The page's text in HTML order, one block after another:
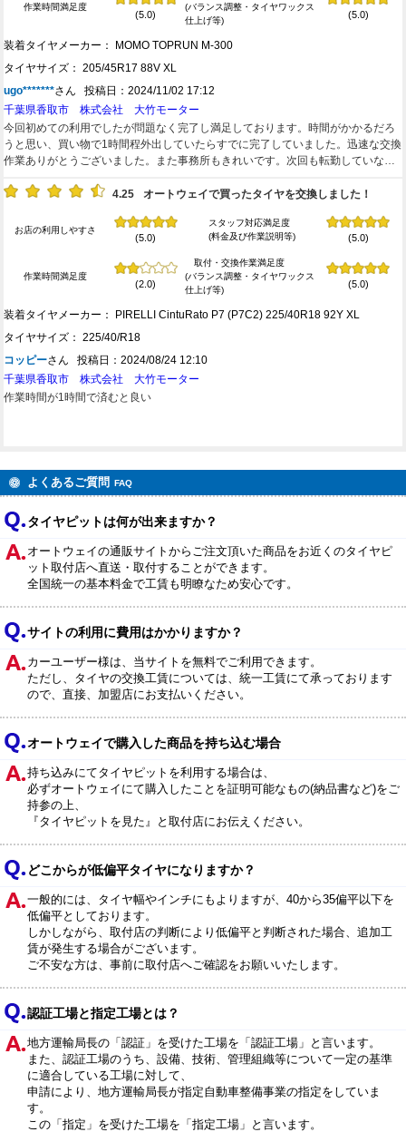
作業時間満足度
(5.0)
(バランス調整・タイヤワックス
仕上げ等)
(5.0)
装着タイヤメーカー： MOMO TOPRUN M-300
タイヤサイズ： 205/45R17 88V XL
ugo*******さん 投稿日：2024/11/02 17:12
千葉県香取市 株式会社 大竹モーター
今回初めての利用でしたが問題なく完了し満足しております。時間がかかるだろ
うと思い、買い物で1時間程外出していたらすでに完了していました。迅速な交換
作業ありがとうございました。また事務所もきれいです。次回も転勤していなけ
4.25
オートウェイで買ったタイヤを交換しました！
お店の利用しやすさ
(5.0)
スタッフ対応満足度
(料金及び作業説明等)
(5.0)
作業時間満足度
(2.0)
取付・交換作業満足度
(バランス調整・タイヤワックス
仕上げ等)
(5.0)
装着タイヤメーカー： PIRELLI CintuRato P7 (P7C2) 225/40R18 92Y XL
タイヤサイズ： 225/40/R18
コッピーさん 投稿日：2024/08/24 12:10
千葉県香取市 株式会社 大竹モーター
作業時間が1時間で済むと良い
よくあるご質問 FAQ
タイヤピットは何が出来ますか？
オートウェイの通販サイトからご注文頂いた商品をお近くのタイヤピ
ット取付店へ直送・取付することができます。
全国統一の基本料金で工賃も明瞭なため安心です。
サイトの利用に費用はかかりますか？
カーユーザー様は、当サイトを無料でご利用できます。
ただし、タイヤの交換工賃については、統一工賃にて承っております
ので、直接、加盟店にお支払いください。
オートウェイで購入した商品を持ち込む場合
持ち込みにてタイヤピットを利用する場合は、
必ずオートウェイにて購入したことを証明可能なもの(納品書など)をご
持参の上、
『タイヤピットを見た』と取付店にお伝えください。
どこからが低偏平タイヤになりますか？
一般的には、タイヤ幅やインチにもよりますが、40から35偏平以下を
低偏平としております。
しかしながら、取付店の判断により低偏平と判断された場合、追加工
賃が発生する場合がございます。
ご不安な方は、事前に取付店へご確認をお願いいたします。
認証工場と指定工場とは？
地方運輸局長の「認証」を受けた工場を「認証工場」と言います。
また、認証工場のうち、設備、技術、管理組織等について一定の基準
に適合している工場に対して、
申請により、地方運輸局長が指定自動車整備事業の指定をしていま
す。
この「指定」を受けた工場を「指定工場」と言います。